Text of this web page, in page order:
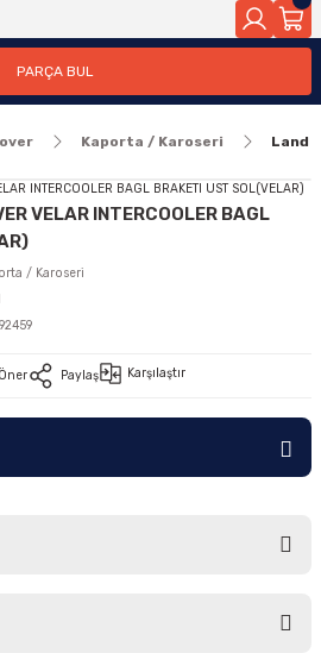
PARÇA BUL
Kaporta / Karoseri Land
VELAR INTERCOOLER BAGL
/ Karoseri
Paylaş Karşılaştır